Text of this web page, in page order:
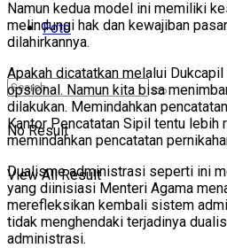
Foto
No Result
View All Result
Namun kedua model ini memiliki
melindungi hak dan kewajiban
dilahirkannya.
Apakah dicatatkan melalui Dukcapil
opsional. Namun kita bisa
dilakukan. Memindahkan
Kantor Pencatatan Sipil tentu lebih
memindahkan pencatatan
Dualisme administrasi seperti ini
yang diinisiasi Menteri Agama
merefleksikan kembali sistem
tidak menghendaki terjadinya
administrasi.